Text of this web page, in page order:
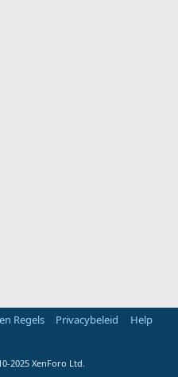
Regels Privacybeleid
Help
2025 XenForo Ltd.